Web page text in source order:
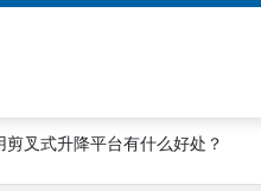
剪叉式升降平台有什么好处？